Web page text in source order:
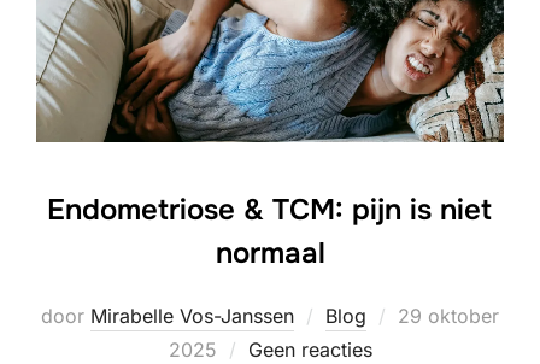
Endometriose & TCM: pijn is niet
normaal
door Mirabelle Vos-Janssen Blog
Geplaatst
29 oktober
2025
Geen reacties